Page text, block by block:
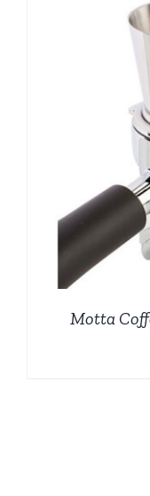
Motta